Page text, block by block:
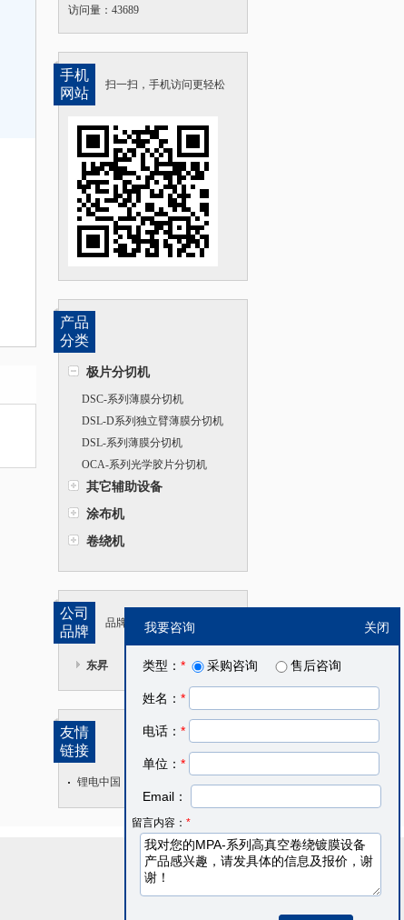
访问量：43689
手机
网站
扫一扫，手机访问更轻松
产品
分类
极片分切机
DSC-系列薄膜分切机
DSL-D系列独立臂薄膜分切机
DSL-系列薄膜分切机
OCA-系列光学胶片分切机
其它辅助设备
涂布机
卷绕机
公司
品牌
品牌传达企业理念
东昇
友情
链接
锂电中国
我要咨询 关闭
类型： * 采购咨询 售后咨询
姓名： *
电话： *
单位： *
Email：
留言内容： *